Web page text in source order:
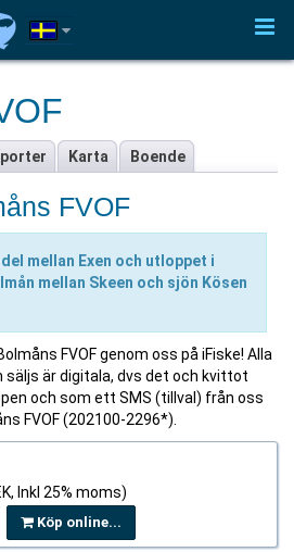
Karta Boende
FVOF
mellan Exen och utloppet i
mellan Skeen och sjön Kösen
FVOF genom oss på iFiske! Alla
är digitala, dvs det och kvittot
och som ett SMS (tillval) från oss
FVOF (202100-2296*).
Inkl 25% moms)
Köp online...